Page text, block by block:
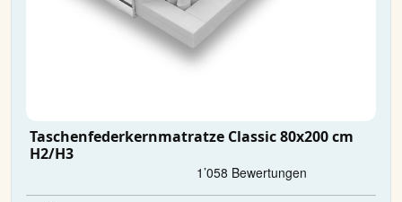
Taschenfederkernmatratze Classic 80x200 cm
H2/H3